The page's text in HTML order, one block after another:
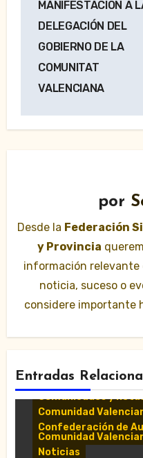
entradas
MANIFESTACION A
DELEGACIÓN DEL
GOBIERNO DE LA
COMUNITAT
VALENCIANA
por
Desde la Federación
y Provincia
información relevante
noticia, suceso o
considere importante
Entradas
Comunicados y
Comunidad
Confederación de
Comunidad
Noticias